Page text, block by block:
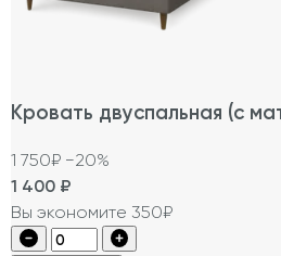
Кровать двуспальная (с
1 750₽ −20%
1 400 ₽
Вы экономите 350₽